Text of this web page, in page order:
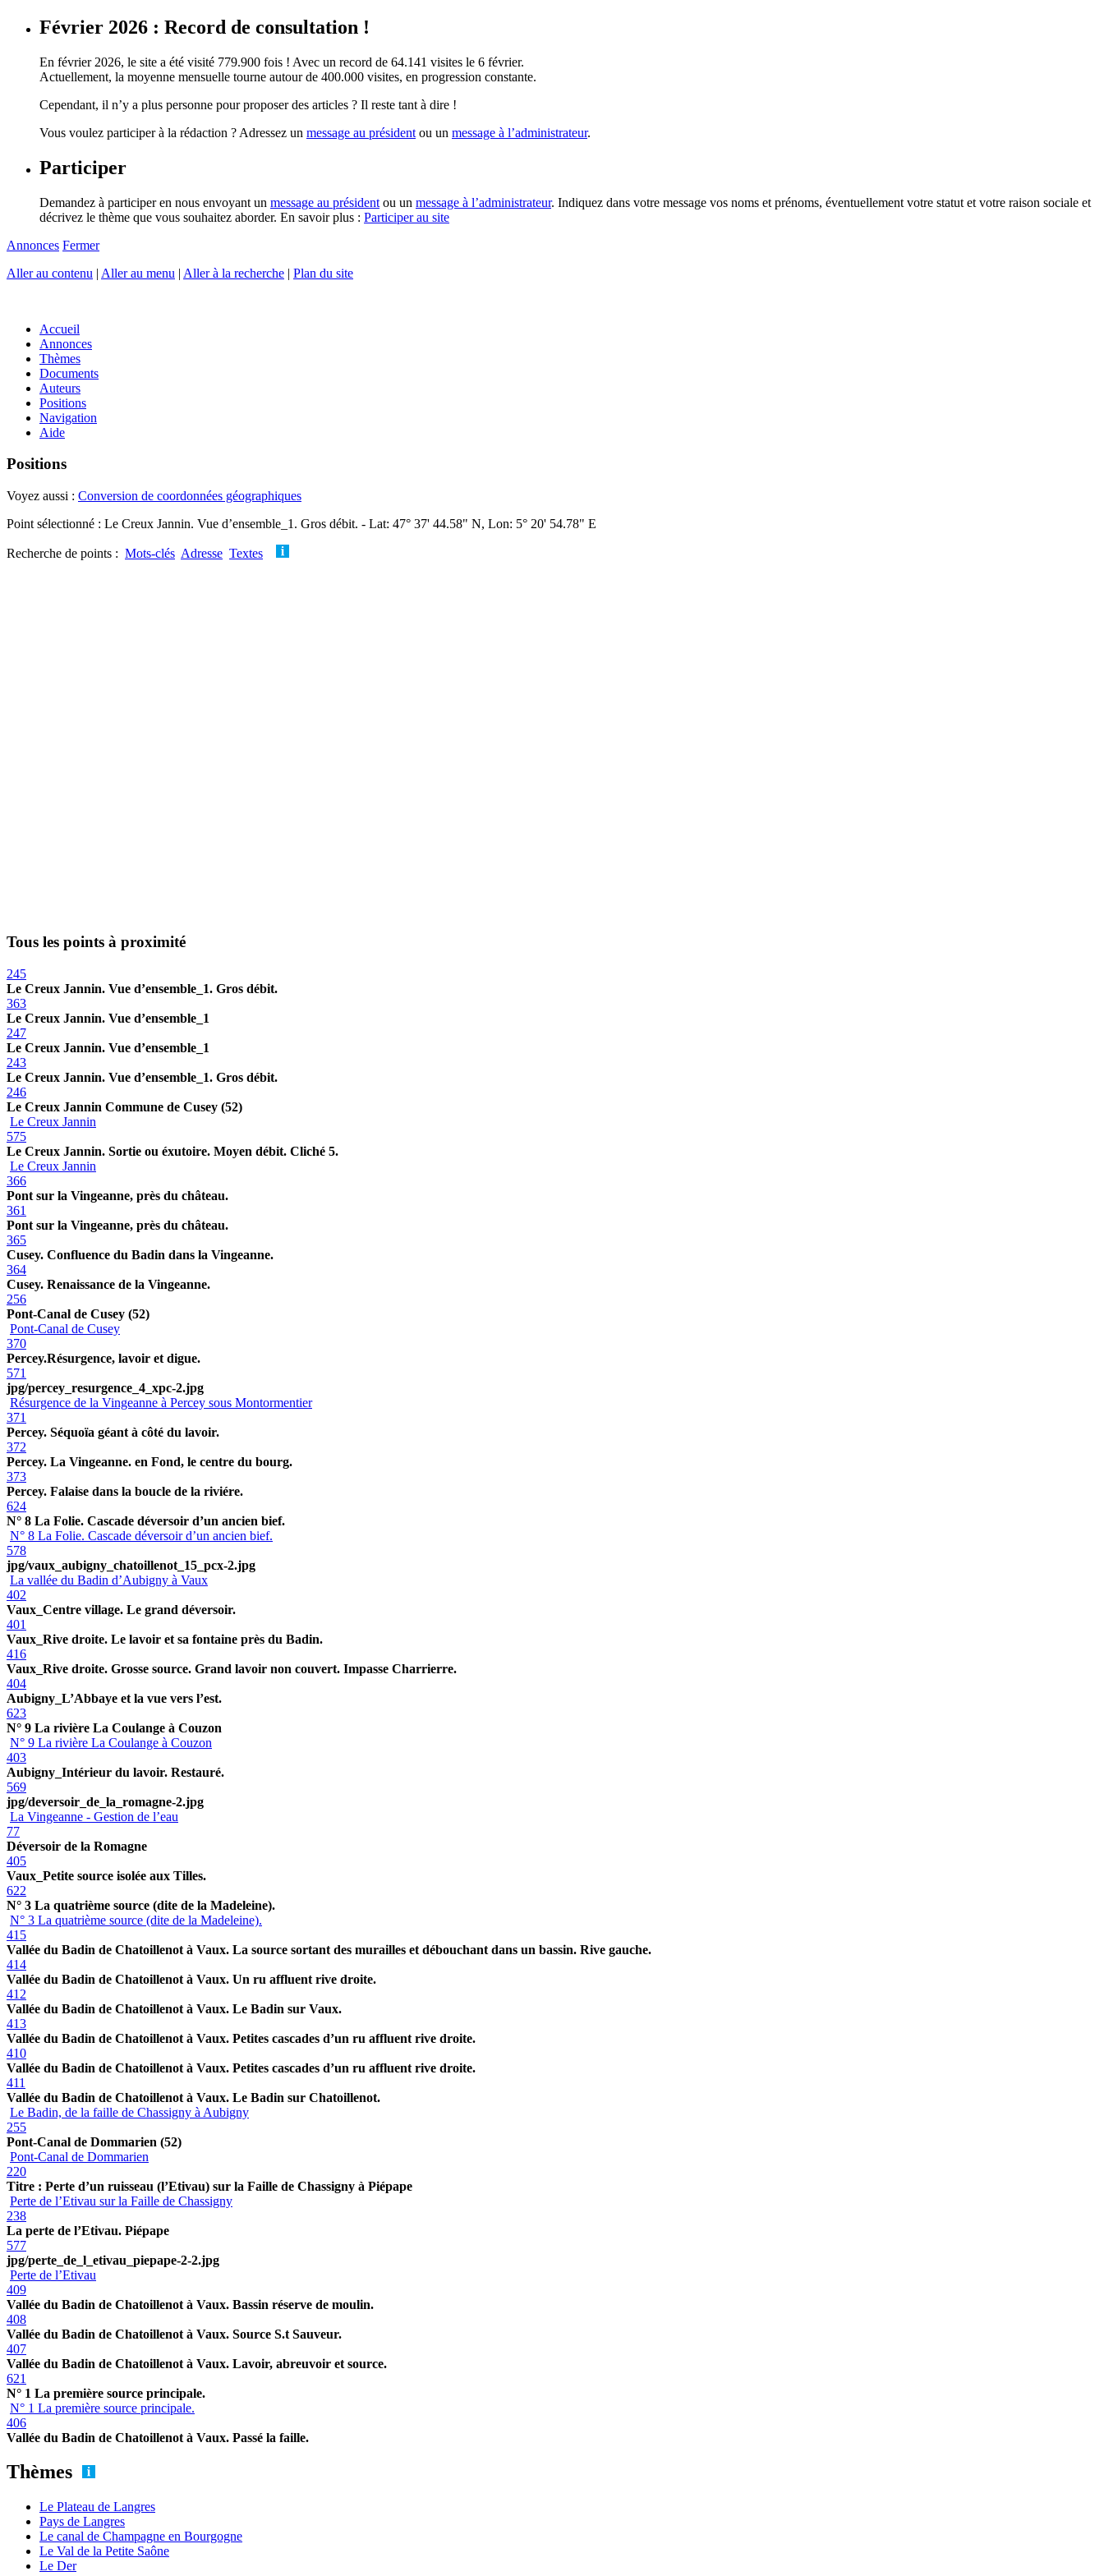
Février 2026 : Record de consultation !
En février 2026, le site a été visité 779.900 fois ! Avec un record de 64.141 visites le 6 février.
Actuellement, la moyenne mensuelle tourne autour de 400.000 visites, en progression constante.
Cependant, il n’y a plus personne pour proposer des articles ? Il reste tant à dire !
Vous voulez participer à la rédaction ? Adressez un message au président ou un message à l’administrateur.
Participer
Demandez à participer en nous envoyant un message au président ou un message à l’administrateur. Indiquez dans votre message vos noms et prénoms, éventuellement votre statut et votre raison sociale et
décrivez le thème que vous souhaitez aborder. En savoir plus : Participer au site
Annonces Fermer
Aller au contenu | Aller au menu | Aller à la recherche | Plan du site
Accueil
Annonces
Thèmes
Documents
Auteurs
Positions
Navigation
Aide
Positions
Voyez aussi : Conversion de coordonnées géographiques
Point sélectionné : Le Creux Jannin. Vue d’ensemble_1. Gros débit. - Lat: 47° 37' 44.58" N, Lon: 5° 20' 54.78" E
Recherche de points : Mots-clés Adresse Textes
Tous les points à proximité
245
Le Creux Jannin. Vue d’ensemble_1. Gros débit.
363
Le Creux Jannin. Vue d’ensemble_1
247
Le Creux Jannin. Vue d’ensemble_1
243
Le Creux Jannin. Vue d’ensemble_1. Gros débit.
246
Le Creux Jannin Commune de Cusey (52)
Le Creux Jannin
575
Le Creux Jannin. Sortie ou éxutoire. Moyen débit. Cliché 5.
Le Creux Jannin
366
Pont sur la Vingeanne, près du château.
361
Pont sur la Vingeanne, près du château.
365
Cusey. Confluence du Badin dans la Vingeanne.
364
Cusey. Renaissance de la Vingeanne.
256
Pont-Canal de Cusey (52)
Pont-Canal de Cusey
370
Percey.Résurgence, lavoir et digue.
571
jpg/percey_resurgence_4_xpc-2.jpg
Résurgence de la Vingeanne à Percey sous Montormentier
371
Percey. Séquoïa géant à côté du lavoir.
372
Percey. La Vingeanne. en Fond, le centre du bourg.
373
Percey. Falaise dans la boucle de la riviére.
624
N° 8 La Folie. Cascade déversoir d’un ancien bief.
N° 8 La Folie. Cascade déversoir d’un ancien bief.
578
jpg/vaux_aubigny_chatoillenot_15_pcx-2.jpg
La vallée du Badin d’Aubigny à Vaux
402
Vaux_Centre village. Le grand déversoir.
401
Vaux_Rive droite. Le lavoir et sa fontaine près du Badin.
416
Vaux_Rive droite. Grosse source. Grand lavoir non couvert. Impasse Charrierre.
404
Aubigny_L’Abbaye et la vue vers l’est.
623
N° 9 La rivière La Coulange à Couzon
N° 9 La rivière La Coulange à Couzon
403
Aubigny_Intérieur du lavoir. Restauré.
569
jpg/deversoir_de_la_romagne-2.jpg
La Vingeanne - Gestion de l’eau
77
Déversoir de la Romagne
405
Vaux_Petite source isolée aux Tilles.
622
N° 3 La quatrième source (dite de la Madeleine).
N° 3 La quatrième source (dite de la Madeleine).
415
Vallée du Badin de Chatoillenot à Vaux. La source sortant des murailles et débouchant dans un bassin. Rive gauche.
414
Vallée du Badin de Chatoillenot à Vaux. Un ru affluent rive droite.
412
Vallée du Badin de Chatoillenot à Vaux. Le Badin sur Vaux.
413
Vallée du Badin de Chatoillenot à Vaux. Petites cascades d’un ru affluent rive droite.
410
Vallée du Badin de Chatoillenot à Vaux. Petites cascades d’un ru affluent rive droite.
411
Vallée du Badin de Chatoillenot à Vaux. Le Badin sur Chatoillenot.
Le Badin, de la faille de Chassigny à Aubigny
255
Pont-Canal de Dommarien (52)
Pont-Canal de Dommarien
220
Titre : Perte d’un ruisseau (l’Etivau) sur la Faille de Chassigny à Piépape
Perte de l’Etivau sur la Faille de Chassigny
238
La perte de l’Etivau. Piépape
577
jpg/perte_de_l_etivau_piepape-2-2.jpg
Perte de l’Etivau
409
Vallée du Badin de Chatoillenot à Vaux. Bassin réserve de moulin.
408
Vallée du Badin de Chatoillenot à Vaux. Source S.t Sauveur.
407
Vallée du Badin de Chatoillenot à Vaux. Lavoir, abreuvoir et source.
621
N° 1 La première source principale.
N° 1 La première source principale.
406
Vallée du Badin de Chatoillenot à Vaux. Passé la faille.
Thèmes
Le Plateau de Langres
Pays de Langres
Le canal de Champagne en Bourgogne
Le Val de la Petite Saône
Le Der